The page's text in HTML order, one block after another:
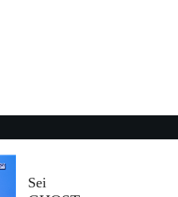
Sei